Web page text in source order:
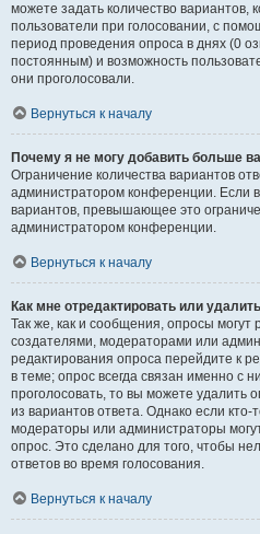
можете задать количество вариантов,
пользователи при голосовании, с
период проведения опроса в днях (0
постоянным) и возможность
они проголосовали.
Вернуться к началу
Почему я не могу добавить больше
Ограничение количества вариантов
администратором конференции. Если
вариантов, превышающее это
администратором конференции.
Вернуться к началу
Как мне отредактировать или
Так же, как и сообщения, опросы могут
создателями, модераторами или
редактирования опроса перейдите к
в теме; опрос всегда связан именно с
проголосовать, то вы можете удалить
из вариантов ответа. Однако если кто-
модераторы или администраторы
опрос. Это сделано для того, чтобы
ответов во время голосования.
Вернуться к началу